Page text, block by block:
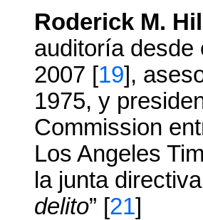
Roderick M.
auditoría desde
2007 [19],
1975, y
Commission
Los Angeles
la junta
delito” [21]